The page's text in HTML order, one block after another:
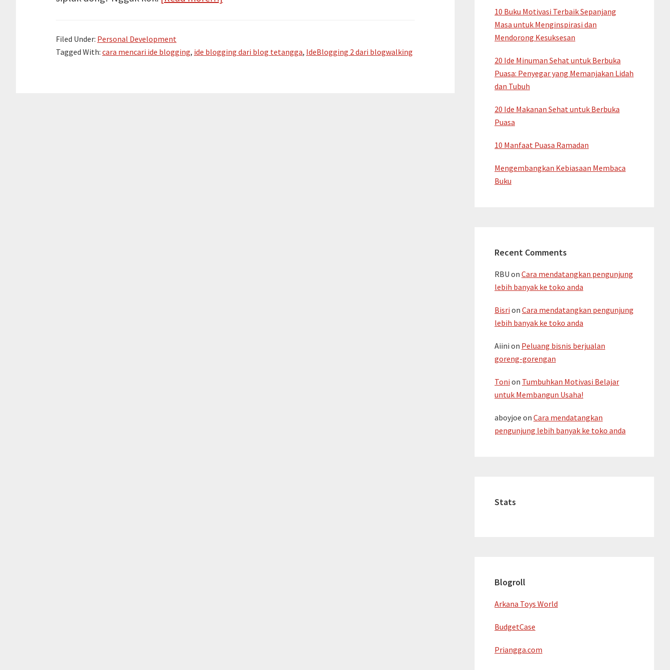
Filed Under: Personal Development
Tagged With: cara mencari ide blogging, ide blogging dari blog tetangga, IdeBlogging 2 dari blogwalking
10 Buku Motivasi Terbaik Sepanjang
Masa untuk Menginspirasi dan
Mendorong Kesuksesan
20 Ide Minuman Sehat untuk Berbuka
Puasa: Penyegar yang Memanjakan Lidah
dan Tubuh
20 Ide Makanan Sehat untuk Berbuka
Puasa
10 Manfaat Puasa Ramadan
Mengembangkan Kebiasaan Membaca
Buku
Recent Comments
RBU on Cara mendatangkan pengunjung
lebih banyak ke toko anda
Bisri on Cara mendatangkan pengunjung
lebih banyak ke toko anda
Aiini on Peluang bisnis berjualan
goreng-gorengan
Toni on Tumbuhkan Motivasi Belajar
untuk Membangun Usaha!
aboyjoe on Cara mendatangkan
pengunjung lebih banyak ke toko anda
Stats
Blogroll
Arkana Toys World
BudgetCase
Priangga.com